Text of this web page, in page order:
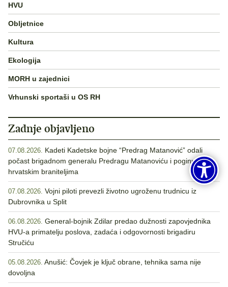
HVU
Obljetnice
Kultura
Ekologija
MORH u zajednici
Vrhunski sportaši u OS RH
Zadnje objavljeno
07.08.2026. Kadeti Kadetske bojne “Predrag Matanović” odali
počast brigadnom generalu Predragu Matanoviću i poginulim
hrvatskim braniteljima
07.08.2026. Vojni piloti prevezli životno ugroženu trudnicu iz
Dubrovnika u Split
06.08.2026. General-bojnik Zdilar predao dužnosti zapovjednika
HVU-a primatelju poslova, zadaća i odgovornosti brigadiru
Stručiću
05.08.2026. Anušić: Čovjek je ključ obrane, tehnika sama nije
dovoljna